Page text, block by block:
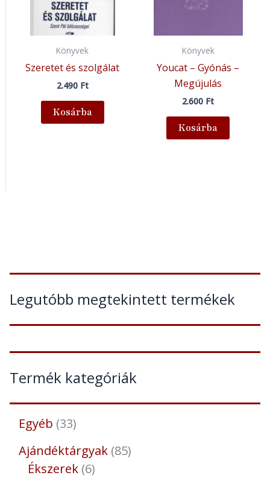
Legutóbb megtekintett termékek
Termék kategóriák
Egyéb 33
Ajándéktárgyak 85
Ékszerek 6
Könyvek
Szeretet és szolgálat
2.490 Ft
Kosárba
Könyvek
Youcat – Gyónás –
Megújulás
2.600 Ft
Kosárba